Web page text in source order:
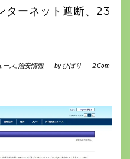
ターネット遮断、23
ース 治安情報 - byひばり -
2 Com